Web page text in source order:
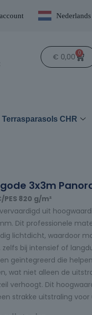
Nederlands
€ 0,00 0
Terrasparasols CHR
3x3m
820 g/m²
uit
Dit professionele
lichtdicht, waardoor
bij intensief of
geïntegreerd die
wat niet alleen de
verhoogt. Dit
strakke uitstraling